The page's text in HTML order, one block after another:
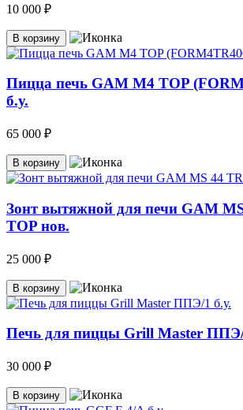
10 000 ₽
В корзину
Пицца печь GAM M4 TOP
б.у.
65 000 ₽
В корзину
Зонт вытяжной для печи GAM
TOP нов.
25 000 ₽
В корзину
Печь для пиццы Grill Master ППЭ/
30 000 ₽
В корзину